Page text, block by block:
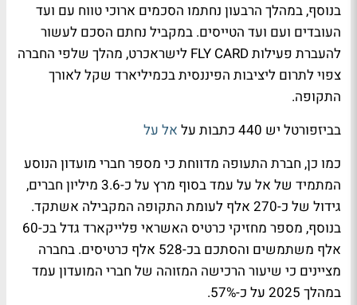
בנוסף, במהלך הרבעון נחתמו הסכמים ארוכי טווח עם ועד
העובדים ועם ועד הטייסים. במקביל נחתם הסכם לעשור
להעברת פעילות FLY CARD לישראכרט, מהלך שלפי החברה
צפוי לתרום ליציבות הפיננסית בכמיליארד שקל לאורך
התקופה.
בביזפורטל יש 440 כתבות על
אל על
כמו כן, חברת התעופה מדווחת כי מספר חברי מועדון הנוסע
המתמיד של אל על עמד בסוף מרץ על כ-3.6 מיליון חברים,
גידול של כ-270 אלף לעומת התקופה המקבילה אשתקד.
בנוסף, מספר מחזיקי כרטיס האשראי פלייקארד גדל בכ-60
אלף משתמשים והסתכם בכ-528 אלף כרטיסים. בחברה
מציינים כי שיעור הרכישה המזוהה של חברי המועדון עמד
במהלך 2025 על כ-57%.